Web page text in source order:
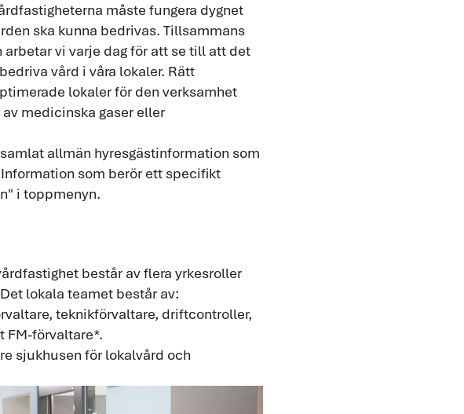
måste fungera dygnet
ska kunna bedrivas. Tillsammans
vi varje dag för att se till att det
vård i våra lokaler. Rätt
lokaler för den verksamhet
medicinska gaser eller
allmän hyresgästinformation som
som berör ett specifikt
i toppmenyn.
består av flera yrkesroller
lokala teamet består av:
teknikförvaltare, driftcontroller,
FM-förvaltare*.
sjukhusen för lokalvård och